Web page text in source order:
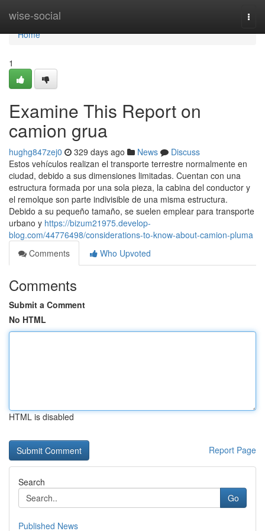
wise-social
Home
Home
1
Examine This Report on
camion grua
hughg847zej0 329 days ago News
Discuss
Estos vehículos realizan el transporte terrestre normalmente en
ciudad, debido a sus dimensiones limitadas. Cuentan con una
estructura formada por una sola pieza, la cabina del conductor y
el remolque son parte indivisible de una misma estructura.
Debido a su pequeño tamaño, se suelen emplear para transporte
urbano y https://bizum21975.develop-
blog.com/44776498/considerations-to-know-about-camion-pluma
Comments
Who Upvoted
Comments
Submit a Comment
No HTML
HTML is disabled
Report Page
Search
Go
Published News